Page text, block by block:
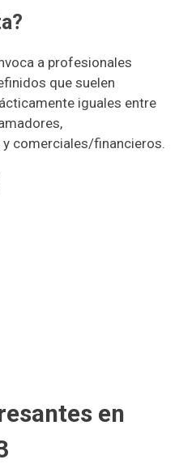
a profesionales
que suelen
iguales entre
comerciales/financieros.
en